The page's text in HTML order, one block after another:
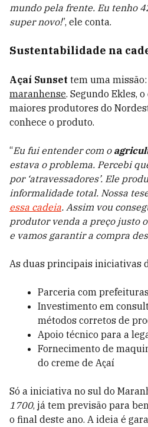
mundo pela frente. Eu tenho
super novo!”, ele conta.
Sustentabilidade na
Açaí Sunset tem uma missão:
maranhense. Segundo Ekles,
maiores produtores do
conhece o produto.
“Eu fui entender com o
estava o problema. Percebi
por ‘atravessadores’. Ele
informalidade total. Nossa
essa cadeia. Assim vou
produtor venda a preço justo
e vamos garantir a compra
As duas principais iniciativas
Parceria com
Investimento em
métodos corretos de
Apoio técnico para a
Fornecimento de
do creme de Açaí
Só a iniciativa no sul do
1700, já tem previsão para
o final deste ano. A ideia é